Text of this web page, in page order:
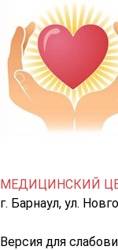
МЕДИЦИНСКИЙ
г. Барнаул, ул.
Версия для